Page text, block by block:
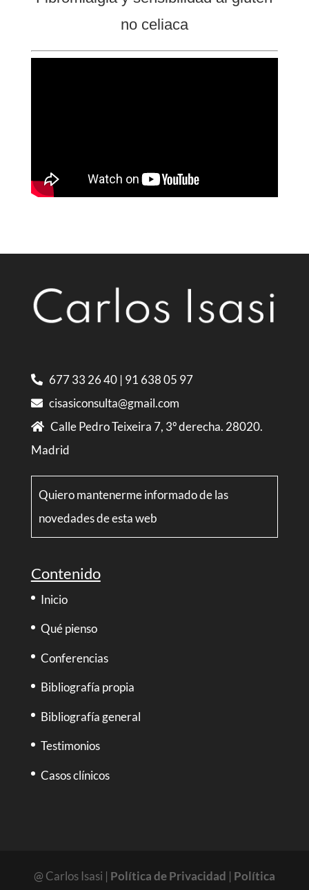
no celiaca
677 33 26 40| 91 638 05 97
cisasiconsulta@gmail.com
Calle Pedro Teixeira 7, 3º derecha. 28020.
Madrid
Quiero mantenerme informado de las
novedades de esta web
Contenido
Inicio
Qué pienso
Conferencias
Bibliografía propia
Bibliografía general
Testimonios
Casos clínicos
@ Carlos Isasi | Política de Privacidad | Política